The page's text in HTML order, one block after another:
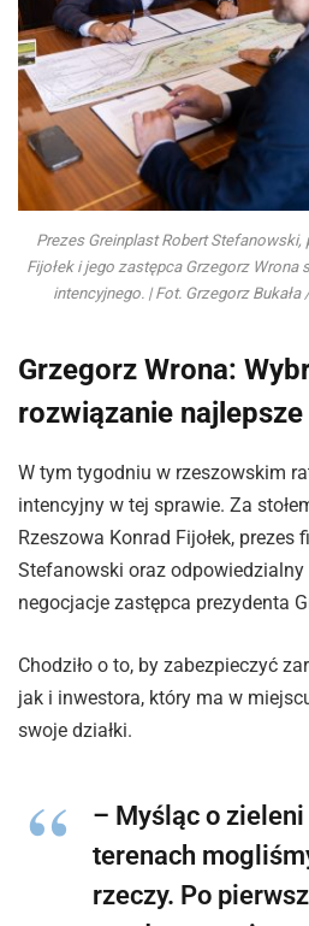
Prezes Greinplast Robert Stefanowski,
Fijołek i jego zastępca Grzegorz Wrona
intencyjnego. | Fot. Grzegorz
Grzegorz Wrona:
rozwiązanie
W tym tygodniu w rzeszowskim
intencyjny w tej sprawie. Za
Rzeszowa Konrad Fijołek, prezes
Stefanowski oraz
negocjacje zastępca prezydenta
Chodziło o to, by zabezpieczyć
jak i inwestora, który ma w
swoje działki.
– Myśląc o
terenach
rzeczy. Po